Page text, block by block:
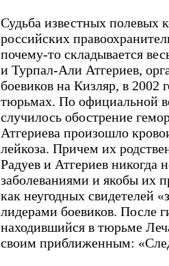
Судьба известных полевых
российских
почему-то складывается
и Турпал-Али Атгериев,
боевиков на Кизляр, в 2002
тюрьмах. По официальной
случилось обострение
Атгериева произошло
лейкоза. Причем их
Радуев и Атгериев никогда
заболеваниями и якобы их
как неугодных свидетелей
лидерами боевиков. После
находившийся в тюрьме
своим приближенным: